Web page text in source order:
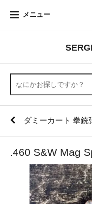
メニュー
ダミーカート 拳銃
.460 S&W Mag